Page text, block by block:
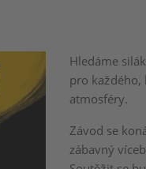
Hledáme
pro každého,
atmosféry.
Závod se
zábavný